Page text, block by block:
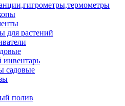
для растений
садовые
полив